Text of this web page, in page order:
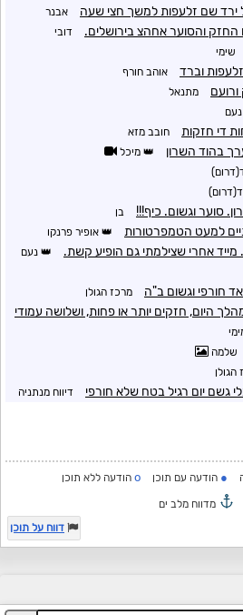
ירד שם זלעפות למשך חצי שעה אבנר
והסוער אחהצ בירושלים. דובי
שימי
וברד אוהב חורף
מתנאל
נעם
די חזקות חובב מזא
בהוד השרון מיכל
סוער וגשום. כיף!!! בן
למעט הטמפרטורות אופיר פרנקו
אחרי שצילמתי גם הופיע קשת. נעם
חורפי וגשום ב"ה מרכז הגולן
היום, חזקים יותר או פחות, ושלושה עמודי
שלמה
הגולן
גשם יום רגיל בטח שלא חורפי דיווח מנתניה
● הודעה עם תוכן o הודעה ללא תוכן
מדווח מלב ים
דווח על תוכן